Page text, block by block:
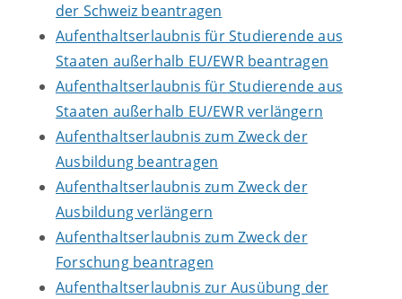
der Schweiz beantragen
Aufenthaltserlaubnis für Studierende aus
Staaten außerhalb EU/EWR beantragen
Aufenthaltserlaubnis für Studierende aus
Staaten außerhalb EU/EWR verlängern
Aufenthaltserlaubnis zum Zweck der
Ausbildung beantragen
Aufenthaltserlaubnis zum Zweck der
Ausbildung verlängern
Aufenthaltserlaubnis zum Zweck der
Forschung beantragen
Aufenthaltserlaubnis zur Ausübung der